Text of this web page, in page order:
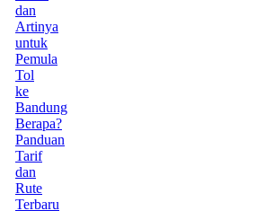
dan
Artinya
untuk
Pemula
Tol
ke
Bandung
Berapa?
Panduan
Tarif
dan
Rute
Terbaru